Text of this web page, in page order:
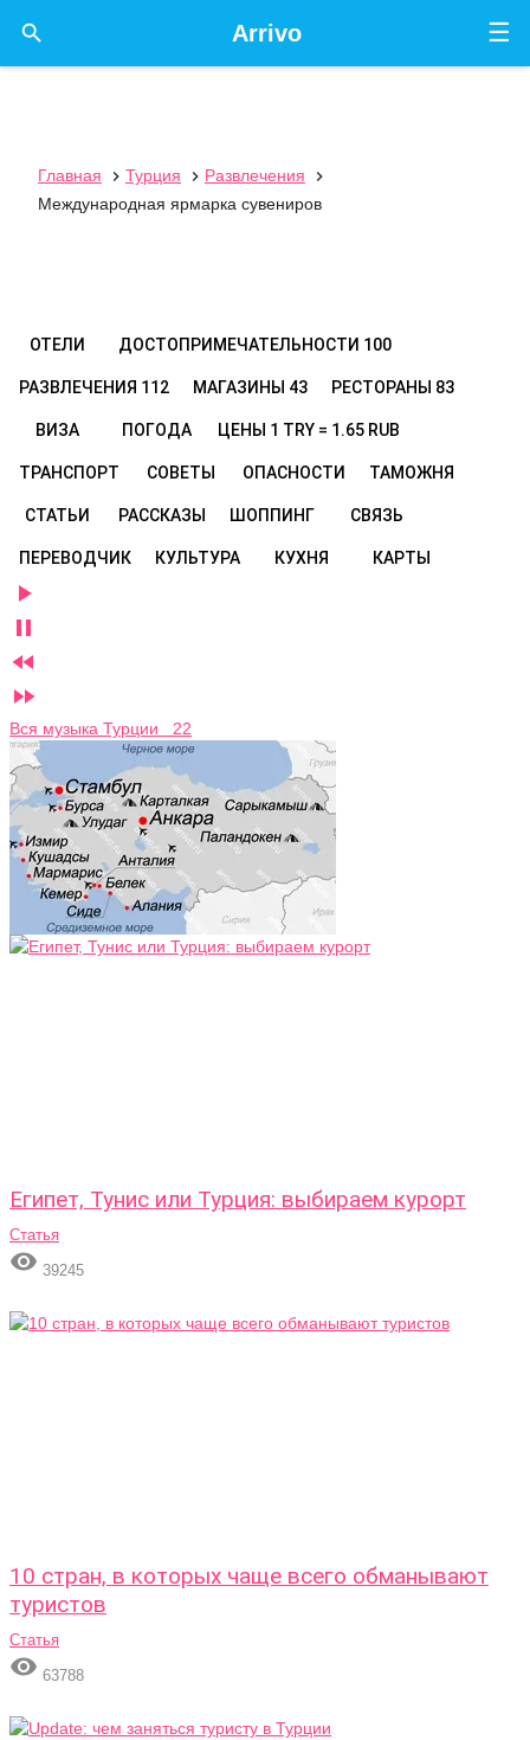
☰
Arrivo

Главная  Турция  Развлечения

Международная ярмарка сувениров
ОТЕЛИ ДОСТОПРИМЕЧАТЕЛЬНОСТИ 100
РАЗВЛЕЧЕНИЯ 112 МАГАЗИНЫ 43 РЕСТОРАНЫ 83
ВИЗА ПОГОДА ЦЕНЫ 1 TRY = 1.65 RUB
ТРАНСПОРТ СОВЕТЫ ОПАСНОСТИ ТАМОЖНЯ
СТАТЬИ РАССКАЗЫ ШОППИНГ СВЯЗЬ
ПЕРЕВОДЧИК КУЛЬТУРА КУХНЯ КАРТЫ




Вся музыка Турции 22
Египет, Тунис или Турция: выбираем курорт
Статья
 39245
10 стран, в которых чаще всего обманывают
туристов
Статья
 63788